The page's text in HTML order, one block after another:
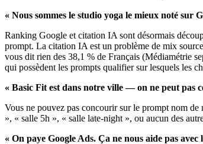
« Nous sommes le studio yoga le mieux noté
Ranking Google et citation IA sont désormais
prompt. La citation IA est un problème de mix
vous dit rien des 38,1 % de Français (Médiamétrie
qui possèdent les prompts qualifier sur lesquels les
« Basic Fit est dans notre ville — on ne peut pas
Vous ne pouvez pas concourir sur le prompt nom
», « salle 5h », « salle late-night », ou aucun des
« On paye Google Ads. Ça ne nous aide pas avec